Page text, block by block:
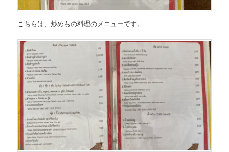
こちらは、炒めもの料理のメニューです。